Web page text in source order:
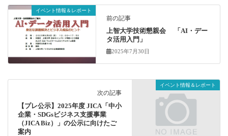
イベント情報＆レポート
前の記事
上智大学技術懇親会 「AI・デー
タ活用入門」
2025年7月30日
イベント情報＆レポート
次の記事
【プレ公示】2025年度 JICA「中小
企業・SDGsビジネス支援事業
（JICA Biz）」の公示に向けたご
案内